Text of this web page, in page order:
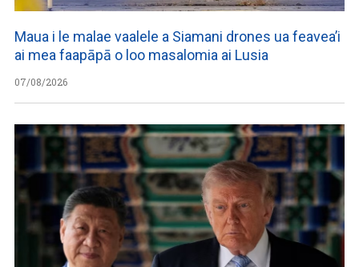
Maua i le malae vaalele a Siamani drones ua feavea’i
ai mea faapāpā o loo masalomia ai Lusia
07/08/2026